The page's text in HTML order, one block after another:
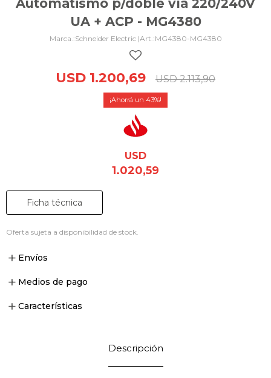
Automatismo p/doble vía 220/240V
UA + ACP - MG4380
Schneider Electric | MG4380-MG4380
USD 1.200,69 USD 2.113,90
43
USD
1.020,59
Ficha técnica
Oferta sujeta a disponibilidad de stock.
Envíos
Medios de pago
Características
Descripción